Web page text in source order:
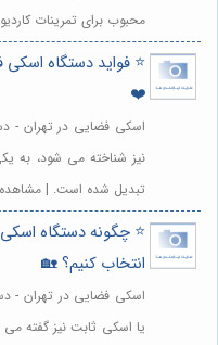
محبوب برای تمرینات
⭐️ فواید دستگاه
❤️
اسکی فضایی در تهران -
نیز شناخته می شود، به
تبدیل شده است. |
⭐️ چگونه دستگاه
انتخاب کنیم؟ 🏡
اسکی فضایی در تهران -
یا اسکی ثابت نیز گفته